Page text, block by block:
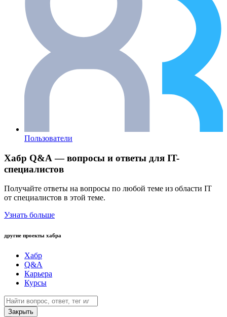
Пользователи
Хабр Q&A — вопросы и ответы для IT-
специалистов
Получайте ответы на вопросы по любой теме из области IT
от специалистов в этой теме.
Узнать больше
другие проекты хабра
Хабр
Q&A
Карьера
Курсы
Закрыть